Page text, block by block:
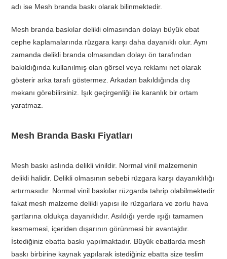
adı ise Mesh branda baskı olarak bilinmektedir.
Mesh branda baskılar delikli olmasından dolayı büyük ebat
cephe kaplamalarında rüzgara karşı daha dayanıklı olur. Aynı
zamanda delikli branda olmasından dolayı ön tarafından
bakıldığında kullanılmış olan görsel veya reklamı net olarak
gösterir arka tarafı göstermez. Arkadan bakıldığında dış
mekanı görebilirsiniz. Işık geçirgenliği ile karanlık bir ortam
yaratmaz.
Mesh Branda Baskı Fiyatları
Mesh baskı aslında delikli vinildir. Normal vinil malzemenin
delikli halidir. Delikli olmasının sebebi rüzgara karşı dayanıklılığı
artırmasıdır. Normal vinil baskılar rüzgarda tahrip olabilmektedir
fakat mesh malzeme delikli yapısı ile rüzgarlara ve zorlu hava
şartlarına oldukça dayanıklıdır. Asıldığı yerde ışığı tamamen
kesmemesi, içeriden dışarının görünmesi bir avantajdır.
İstediğiniz ebatta baskı yapılmaktadır. Büyük ebatlarda mesh
baskı birbirine kaynak yapılarak istediğiniz ebatta size teslim